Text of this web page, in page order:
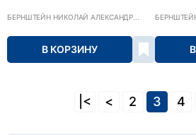
БЕРНШТЕЙН НИКОЛАЙ АЛЕКСАНДР...
В КОРЗИНУ
|< < 2 3 4